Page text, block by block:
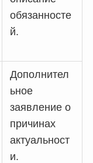
обязанносте
й.
Дополнител
ьное
заявление о
причинах
актуальност
и.